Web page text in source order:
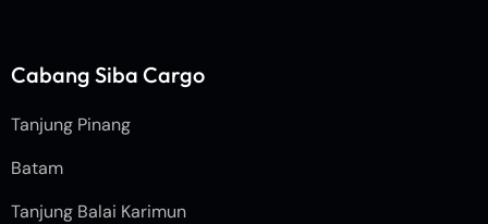
Cabang Siba Cargo
Tanjung Pinang
Batam
Tanjung Balai Karimun